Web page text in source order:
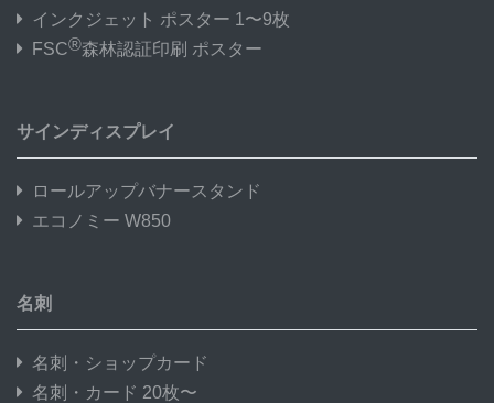
インクジェット ポスター 1〜9枚
FSC®森林認証印刷 ポスター
サインディスプレイ
ロールアップバナースタンド
エコノミー W850
名刺
名刺・ショップカード
名刺・カード 20枚〜